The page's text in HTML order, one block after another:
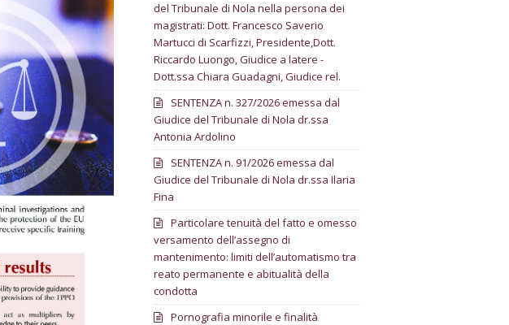
del Tribunale di Nola nella persona dei
magistrati: Dott. Francesco Saverio
Martucci di Scarfizzi, Presidente,Dott.
Riccardo Luongo, Giudice a latere -
Dott.ssa Chiara Guadagni, Giudice rel.
SENTENZA n. 327/2026 emessa dal
Giudice del Tribunale di Nola dr.ssa
Antonia Ardolino
SENTENZA n. 91/2026 emessa dal
Giudice del Tribunale di Nola dr.ssa Ilaria
Fina
Particolare tenuità del fatto e omesso
versamento dell’assegno di
mantenimento: limiti dell’automatismo tra
reato permanente e abitualità della
condotta
Pornografia minorile e finalità